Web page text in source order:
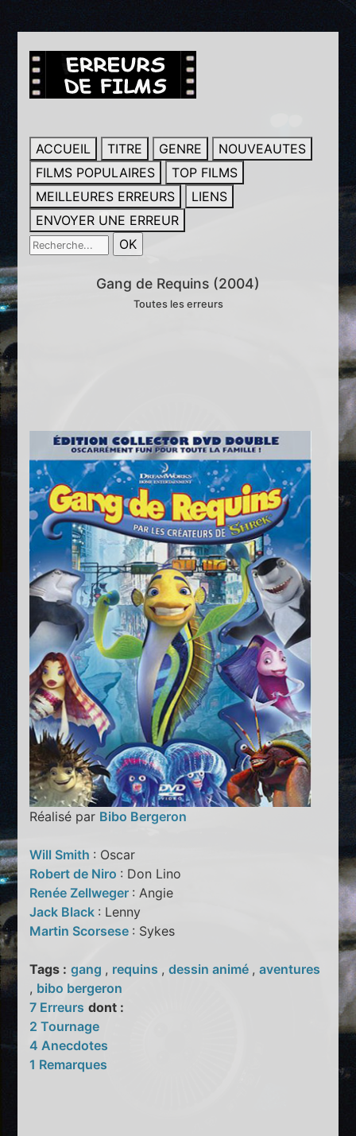
ACCUEIL TITRE GENRE
NOUVEAUTES
FILMS POPULAIRES
TOP FILMS
MEILLEURES ERREURS
LIENS
ENVOYER UNE ERREUR
Gang de Requins (2004)
Toutes les erreurs
Réalisé par Bibo Bergeron
Will Smith : Oscar
Robert de Niro : Don Lino
Renée Zellweger : Angie
Jack Black : Lenny
Martin Scorsese : Sykes
Tags : gang , requins ,dessin animé ,aventures
, bibo bergeron
7 Erreurs dont :
2 Tournage
4 Anecdotes
1 Remarques